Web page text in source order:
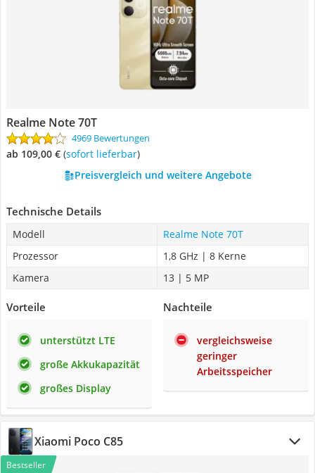
Realme Note 70T
4969 Bewertungen
ab 109,00 € ( Sofort lieferbar)
Preisvergleich und weitere Angebote
Technische Details
Modell
Realme Note 70T
Prozessor
1,8 GHz | 8 Kerne
Kamera
13 | 5 MP
Vorteile
unterstützt LTE
große Akkukapazität
großes Display
Nachteile
vergleichsweise
geringer
Arbeitsspeicher
Xiaomi Poco C85
Bestseller